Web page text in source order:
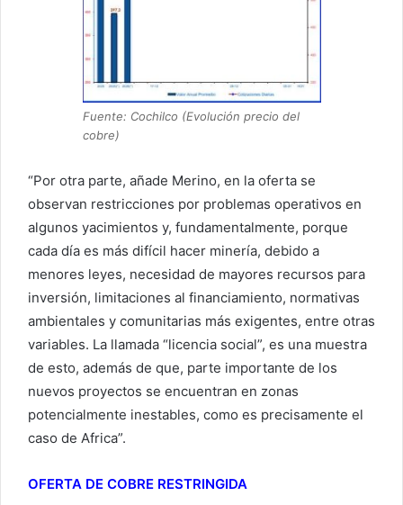
Fuente: Cochilco (Evolución precio del
cobre)
“Por otra parte, añade Merino, en la oferta se
observan restricciones por problemas operativos en
algunos yacimientos y, fundamentalmente, porque
cada día es más difícil hacer minería, debido a
menores leyes, necesidad de mayores recursos para
inversión, limitaciones al financiamiento, normativas
ambientales y comunitarias más exigentes, entre otras
variables. La llamada “licencia social”, es una muestra
de esto, además de que, parte importante de los
nuevos proyectos se encuentran en zonas
potencialmente inestables, como es precisamente el
caso de Africa”.
OFERTA DE COBRE RESTRINGIDA